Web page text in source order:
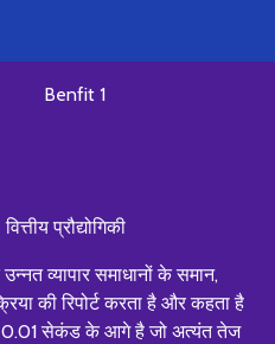
वित्तीय प्रौद्योगिकी
व्यापार समाधानों के समान,
की रिपोर्ट करता है और कहता है
0.01 सेकंड के आगे है जो अत्यंत तेज